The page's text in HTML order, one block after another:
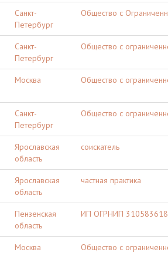
Санкт-
Петербург
Общество с
Санкт-
Петербург
Общество с
Москва Общество с
Санкт-
Петербург
Общество с
Ярославская
область
соискатель
Ярославская
область
частная практика
Пензенская
область
ИП ОГРНИП
Москва Общество с